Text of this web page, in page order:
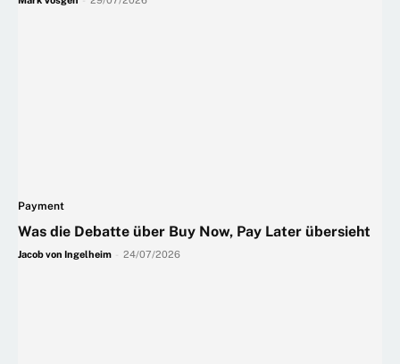
Payment
Was die Debatte über Buy Now, Pay Later übersieht
Jacob von Ingelheim 24/07/2026